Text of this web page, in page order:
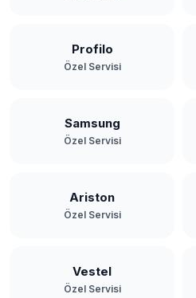
Profilo
Özel Servisi
Samsung
Özel Servisi
Ariston
Özel Servisi
Vestel
Özel Servisi